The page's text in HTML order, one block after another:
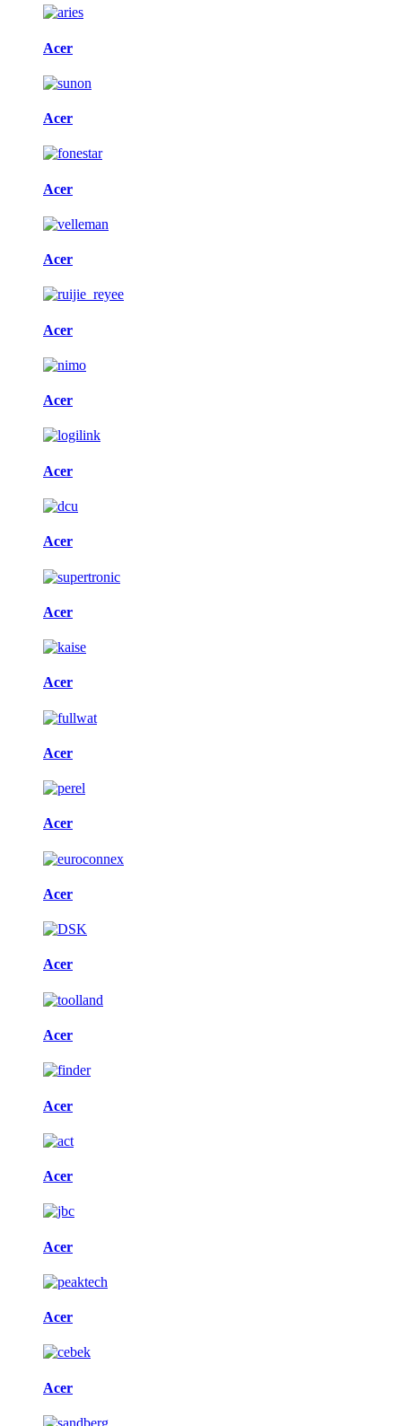
Acer
Acer
Acer
Acer
Acer
Acer
Acer
Acer
Acer
Acer
Acer
Acer
Acer
Acer
Acer
Acer
Acer
Acer
Acer
Acer